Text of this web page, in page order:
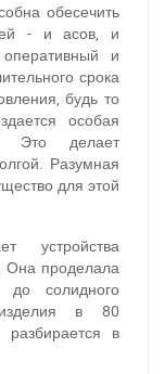
обесечить
- и асов, и
и
срока
будь то
особая
Это делает
Разумная
для этой
устройства
Она проделала
солидного
в 80
разбирается в